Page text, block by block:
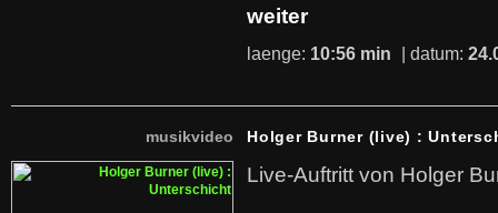
weiter
laenge: 10:56 min | datum:
musikvideo Holger Burner (live) :
Live-Auftritt von Holger